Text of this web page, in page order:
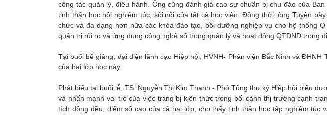
công tác quản lý, điều hành. Ông cũng đánh giá cao sự chuẩn bị chu đáo của
tinh thần học hỏi nghiêm túc, sôi nổi của tất cả học viên. Đồng thời, ông Tuyên
chức và đa dạng hơn nữa các khóa đào tạo, bồi dưỡng nghiệp vụ cho hệ thống
quản trị rủi ro và ứng dụng công nghệ số trong quản lý và hoạt động QTDND trong
Tại buổi bế giảng, đại diện lãnh đạo Hiệp hội, HVNH- Phân viện Bắc Ninh và ĐHNH
của hai lớp học này.
Phát biểu tại buổi lễ, TS. Nguyễn Thị Kim Thanh - Phó Tổng thư ký Hiệp hội biểu
và nhấn mạnh vai trò của việc trang bị kiến thức trong bối cảnh thị trường cạnh
tích đồng đều, điểm số cao của cả hai lớp, cho thấy tinh thần học tập nghiêm túc